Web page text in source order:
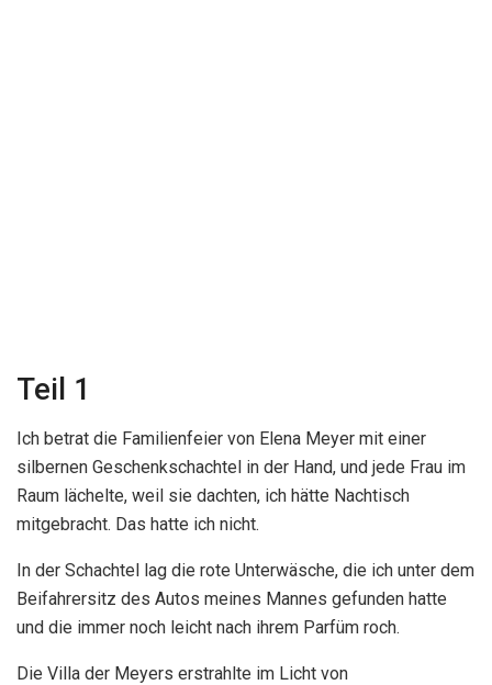
Teil 1
Ich betrat die Familienfeier von Elena Meyer mit einer
silbernen Geschenkschachtel in der Hand, und jede Frau im
Raum lächelte, weil sie dachten, ich hätte Nachtisch
mitgebracht. Das hatte ich nicht.
In der Schachtel lag die rote Unterwäsche, die ich unter dem
Beifahrersitz des Autos meines Mannes gefunden hatte
und die immer noch leicht nach ihrem Parfüm roch.
Die Villa der Meyers erstrahlte im Licht von